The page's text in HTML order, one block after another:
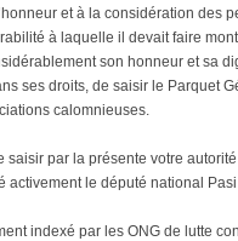
et à la considération des
à laquelle il devait faire
son honneur et sa
ses droits, de saisir le Parquet
calomnieuses.
saisir par la présente votre
activement le député national
indexé par les ONG de lutte